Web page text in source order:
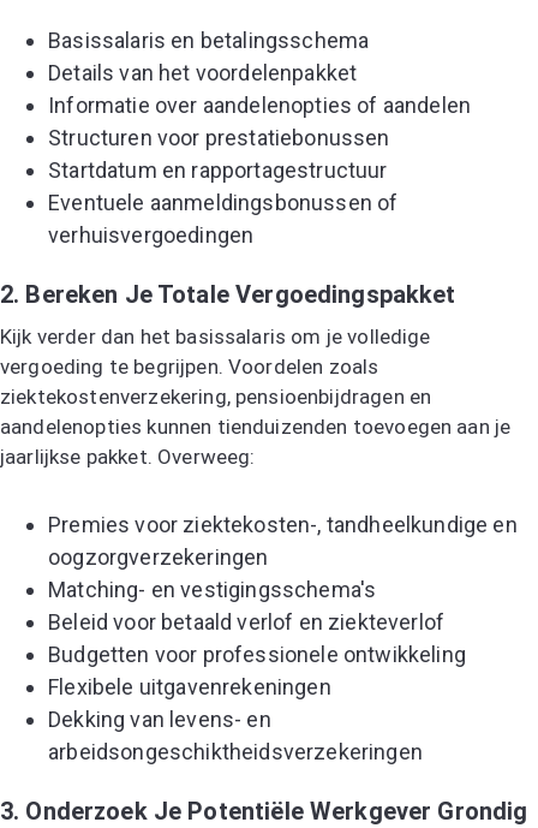
Basissalaris en betalingsschema
Details van het voordelenpakket
Informatie over aandelenopties of aandelen
Structuren voor prestatiebonussen
Startdatum en rapportagestructuur
Eventuele aanmeldingsbonussen of
verhuisvergoedingen
2. Bereken Je Totale Vergoedingspakket
Kijk verder dan het basissalaris om je volledige
vergoeding te begrijpen. Voordelen zoals
ziektekostenverzekering, pensioenbijdragen en
aandelenopties kunnen tienduizenden toevoegen aan je
jaarlijkse pakket. Overweeg:
Premies voor ziektekosten-, tandheelkundige en
oogzorgverzekeringen
Matching- en vestigingsschema's
Beleid voor betaald verlof en ziekteverlof
Budgetten voor professionele ontwikkeling
Flexibele uitgavenrekeningen
Dekking van levens- en
arbeidsongeschiktheidsverzekeringen
3. Onderzoek Je Potentiële Werkgever Grondig